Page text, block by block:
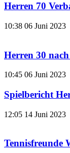
Herren 70
10:38 06 Juni 2023
Herren 30
10:45 06 Juni 2023
Spielbericht
12:05 14 Juni 2023
Tennisfreunde